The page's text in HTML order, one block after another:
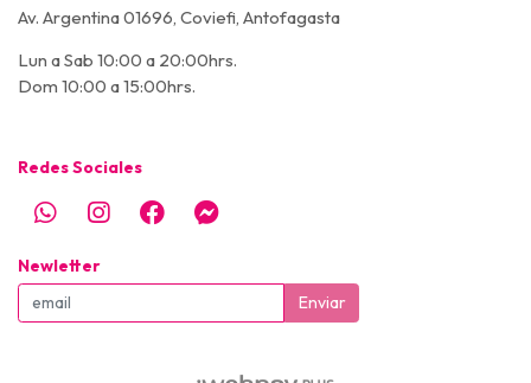
Av. Argentina 01696, Coviefi, Antofagasta
Lun a Sab 10:00 a 20:00hrs.
Dom 10:00 a 15:00hrs.
Redes Sociales
Newletter
Enviar